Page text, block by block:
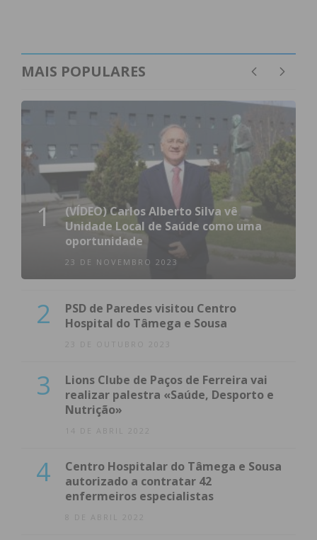
MAIS POPULARES
1
(VÍDEO) Carlos Alberto Silva vê
Unidade Local de Saúde como uma
oportunidade
23 DE NOVEMBRO 2023
2
PSD de Paredes visitou Centro
Hospital do Tâmega e Sousa
23 DE OUTUBRO 2023
3
Lions Clube de Paços de Ferreira vai
realizar palestra «Saúde, Desporto e
Nutrição»
14 DE ABRIL 2022
4
Centro Hospitalar do Tâmega e Sousa
autorizado a contratar 42
enfermeiros especialistas
8 DE ABRIL 2022